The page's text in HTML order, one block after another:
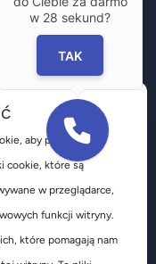
ogumienia są to
osobowych
pojazdów
aby poprawić
cookie, które są
w przeglądarce,
funkcji witryny.
które pomagają nam
w 28 sekund?
TAK